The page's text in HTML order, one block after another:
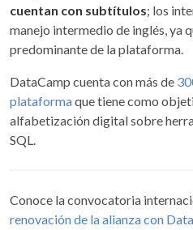
cuentan con subtítulos; los
manejo intermedio de inglés, ya
predominante de la plataforma.
DataCamp cuenta con más de
plataformaque tiene como
alfabetización digital sobre
SQL.
Conoce la convocatoria
renovación de la alianza con